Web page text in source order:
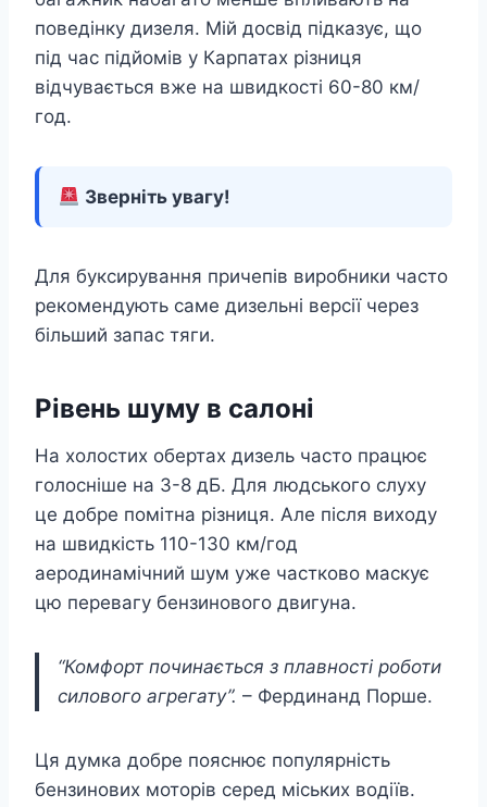
поведінку дизеля. Мій досвід підказує, що
під час підйомів у Карпатах різниця
відчувається вже на швидкості 60-80 км/
год.
Зверніть увагу!
Для буксирування причепів виробники часто
рекомендують саме дизельні версії через
більший запас тяги.
Рівень шуму в салоні
На холостих обертах дизель часто працює
голосніше на 3-8 дБ. Для людського слуху
це добре помітна різниця. Але після виходу
на швидкість 110-130 км/год
аеродинамічний шум уже частково маскує
цю перевагу бензинового двигуна.
“Комфорт починається з плавності роботи
силового агрегату”. – Фердинанд Порше.
Ця думка добре пояснює популярність
бензинових моторів серед міських водіїв.